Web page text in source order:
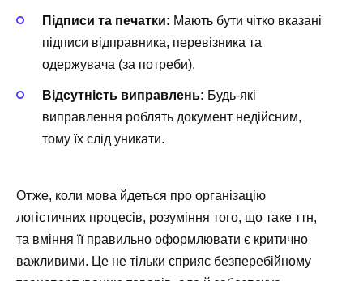
Підписи та печатки: Мають бути чітко вказані
підписи відправника, перевізника та
одержувача (за потреби).
Відсутність виправлень: Будь-які
виправлення роблять документ недійсним,
тому їх слід уникати.
Отже, коли мова йдеться про організацію
логістичних процесів, розуміння того, що таке ттн,
та вміння її правильно оформлювати є критично
важливими. Це не тільки сприяє безперебійному